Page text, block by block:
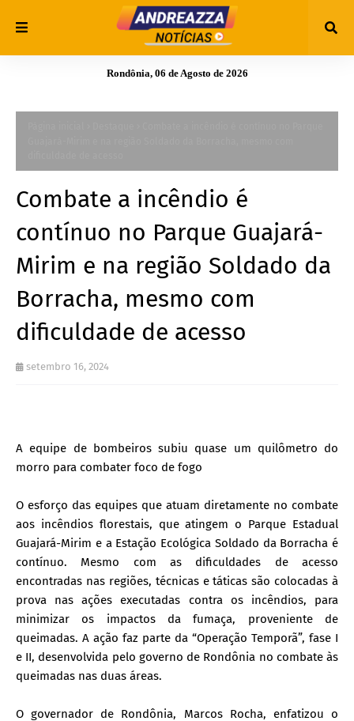
Rondônia, 06 de Agosto de 2026
Combate a incêndio é
contínuo no Parque Guajará-
Mirim e na região Soldado da
Borracha, mesmo com
dificuldade de acesso
setembro 16, 2024
A equipe de bombeiros subiu quase um quilômetro do
morro para combater foco de fogo
O esforço das equipes que atuam diretamente no combate
aos incêndios florestais, que atingem o Parque Estadual
Guajará-Mirim e a Estação Ecológica Soldado da Borracha é
contínuo. Mesmo com as dificuldades de acesso
encontradas nas regiões, técnicas e táticas são colocadas à
prova nas ações executadas contra os incêndios, para
minimizar os impactos da fumaça, proveniente de
queimadas. A ação faz parte da “Operação Temporã”, fase I
e II, desenvolvida pelo governo de Rondônia no combate às
queimadas nas duas áreas.
O governador de Rondônia, Marcos Rocha, enfatizou o